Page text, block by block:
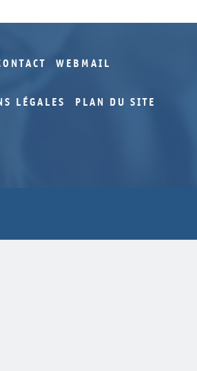
WEBMAIL
LÉGALES PLAN DU SITE